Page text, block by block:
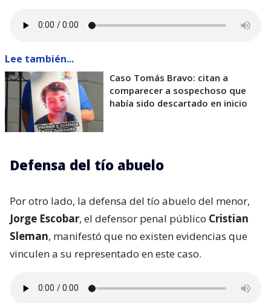
Lee también...
Caso Tomás Bravo: citan a
comparecer a sospechoso que
había sido descartado en inicio
Defensa del tío abuelo
Por otro lado, la defensa del tío abuelo del menor,
Jorge Escobar, el defensor penal público Cristian
Sleman, manifestó que no existen evidencias que
vinculen a su representado en este caso.